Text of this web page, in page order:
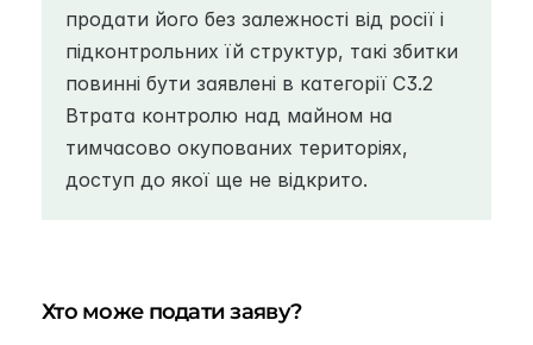
продати його без залежності від росії і
підконтрольних їй структур, такі збитки
повинні бути заявлені в категорії C3.2
Втрата контролю над майном на
тимчасово окупованих територіях,
доступ до якої ще не відкрито.
Хто може подати заяву?